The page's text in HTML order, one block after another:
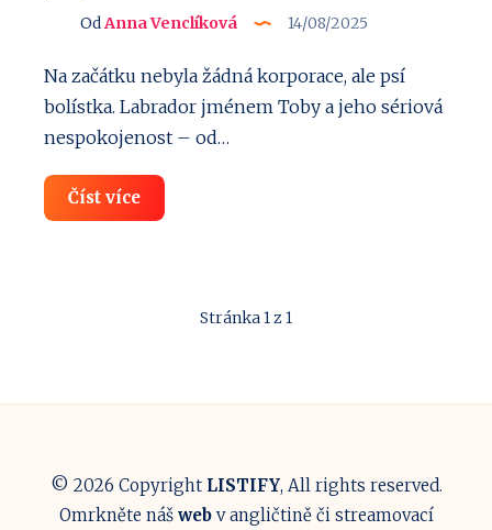
OdAnna Venclíková 14/08/2025
Na začátku nebyla žádná korporace, ale psí
bolístka. Labrador jménem Toby a jeho sériová
nespokojenost – od…
Číst víceRufruf
recenze:
konzervyStránka 1 z 1
© 2026 Copyright LISTIFY, All rights reserved.
Omrkněte náš webv angličtině či streamovací